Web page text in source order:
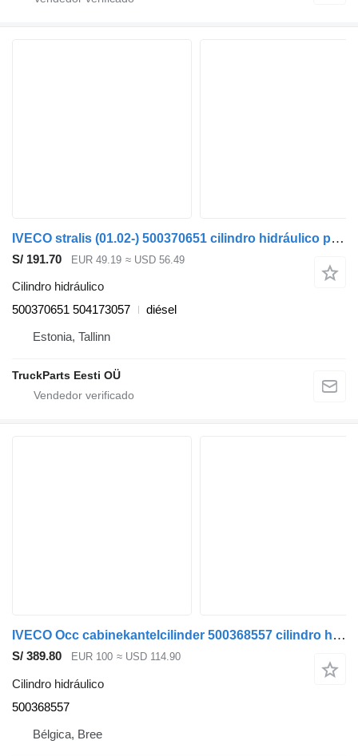
IVECO stralis (01.02-) 500370651 cilindro hidráulico para IVECO Stralis, Trakker (2002-) cabeza tractora
S/ 191.70 EUR 49.19 ≈ USD 56.49
Cilindro hidráulico
500370651 504173057
diésel
Estonia, Tallinn
TruckParts Eesti OÜ
IVECO Occ cabinekantelcilinder 500368557 cilindro hidráulico para camión
S/ 389.80 EUR 100 ≈ USD 114.90
Cilindro hidráulico
500368557
Bélgica, Bree